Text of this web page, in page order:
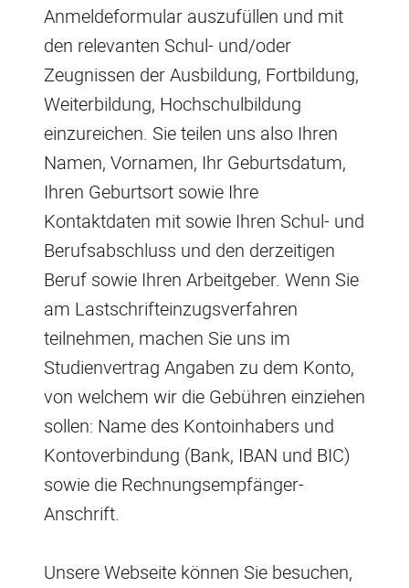
Anmeldeformular auszufüllen und mit
den relevanten Schul- und/oder
Zeugnissen der Ausbildung, Fortbildung,
Weiterbildung, Hochschulbildung
einzureichen. Sie teilen uns also Ihren
Namen, Vornamen, Ihr Geburtsdatum,
Ihren Geburtsort sowie Ihre
Kontaktdaten mit sowie Ihren Schul- und
Berufsabschluss und den derzeitigen
Beruf sowie Ihren Arbeitgeber. Wenn Sie
am Lastschrifteinzugsverfahren
teilnehmen, machen Sie uns im
Studienvertrag Angaben zu dem Konto,
von welchem wir die Gebühren einziehen
sollen: Name des Kontoinhabers und
Kontoverbindung (Bank, IBAN und BIC)
sowie die Rechnungsempfänger-
Anschrift.
Unsere Webseite können Sie besuchen,